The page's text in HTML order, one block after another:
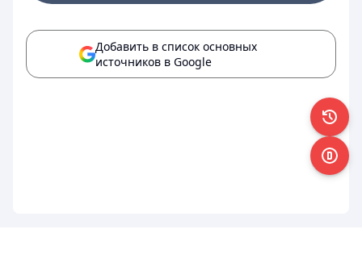
Добавить в список основных
источников в Google